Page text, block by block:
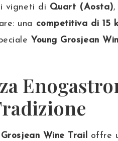
vigneti di Quart (Aosta),
una competitiva di 15
Young Grosjean
Grosjean Wine Trail
offre